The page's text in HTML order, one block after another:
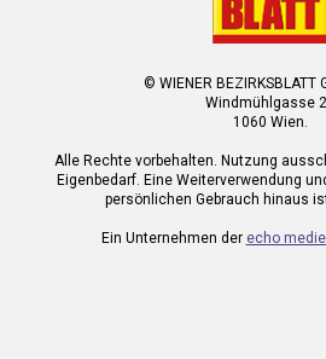
© WIENER BEZIRKSBLATT
Windmühlgasse
1060 Wien.
Alle Rechte vorbehalten. Nutzung
Eigenbedarf. Eine Weiterverwendung
persönlichen Gebrauch hinaus
Ein Unternehmen der echo